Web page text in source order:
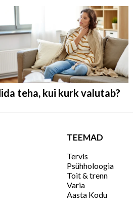
teha, kui kurk valutab?
TEEMAD
Tervis
Psühholoogia
Toit & trenn
Varia
Aasta Kodu